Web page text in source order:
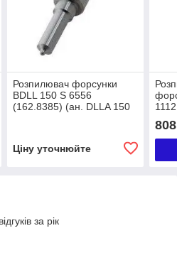
Розпилювач форсунки
BDLL 150 S 6556
(162.8385) (ан. DLLA 150
Ціну уточнюйте
808
за рік